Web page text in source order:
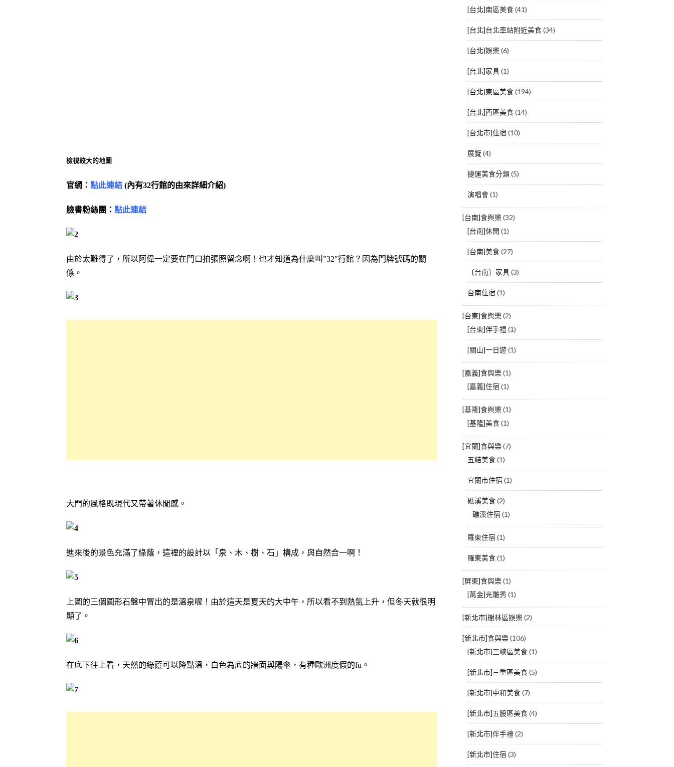
檢視較大的地圖
官網： 點此連結 (內有32行館的由來詳細介紹)
臉書粉絲團： 點此連結
由於太難得了，所以阿偉一定要在門口拍張照留念啊！也才知道為什麼叫”32″行館？因為門牌號碼的關
係。
大門的風格既現代又帶著休閒感。
進來後的景色充滿了綠蔭，這裡的設計以「泉、木、樹、石」構成，與自然合一啊！
上圖的三個圓形石盤中冒出的是溫泉喔！由於這天是夏天的大中午，所以看不到熱氣上升，但冬天就很明
顯了。
在底下往上看，天然的綠蔭可以降點溫，白色為底的牆面與陽傘，有種歐洲度假的fu。
[台北]南區美食(41)
[台北]台北車站附近美食(34)
[台北]娛樂(6)
[台北]家具(1)
[台北]東區美食(194)
[台北]西區美食(14)
[台北市]住宿 (10)
展覽(4)
捷運美食分類(5)
演唱會(1)
[台南]食與樂(32)
[台南]休閒 (1)
[台南]美食(27)
〔台南〕家具(3)
台南住宿 (1)
[台東]食與樂(2)
[台東]伴手禮(1)
[關山]一日遊(1)
[嘉義]食與樂(1)
[嘉義]住宿 (1)
[基隆]食與樂(1)
[基隆]美食(1)
[宜蘭]食與樂(7)
五結美食(1)
宜蘭市住宿 (1)
礁溪美食(2)
礁溪住宿 (1)
羅東住宿 (1)
羅東美食(1)
[屏東]食與樂(1)
[萬金]光雕秀(1)
[新北市]樹林區娛樂(2)
[新北市]食與樂(106)
[新北市]三峽區美食(1)
[新北市]三重區美食(5)
[新北市]中和美食(7)
[新北市]五股區美食(4)
[新北市]伴手禮(2)
[新北市]住宿 (3)